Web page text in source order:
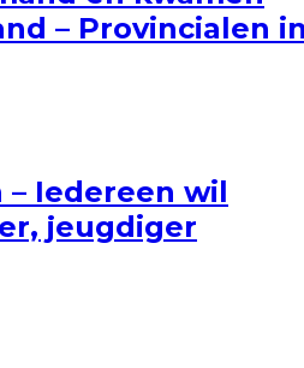
– Provincialen
Iedereen wil
jeugdiger